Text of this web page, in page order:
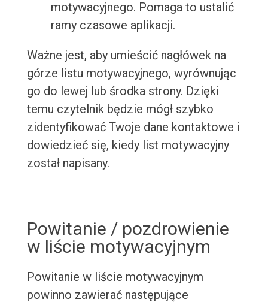
motywacyjnego. Pomaga to ustalić
ramy czasowe aplikacji.
Ważne jest, aby umieścić nagłówek na
górze listu motywacyjnego, wyrównując
go do lewej lub środka strony. Dzięki
temu czytelnik będzie mógł szybko
zidentyfikować Twoje dane kontaktowe i
dowiedzieć się, kiedy list motywacyjny
został napisany.
Powitanie / pozdrowienie
w liście motywacyjnym
Powitanie w liście motywacyjnym
powinno zawierać następujące